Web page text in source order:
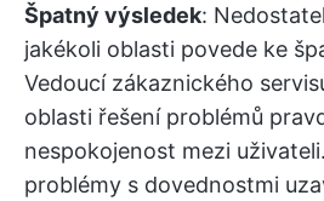
Špatný výsledek:
jakékoli oblasti povede ke
Vedoucí zákaznického
oblasti řešení problémů
nespokojenost mezi
problémy s dovednostmi